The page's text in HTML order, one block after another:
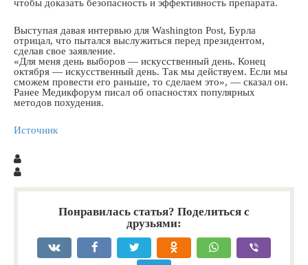
чтобы доказать безопасность и эффективность препарата.
Выступая давая интервью для Washington Post, Бурла
отрицал, что пытался выслужиться перед президентом,
сделав свое заявление.
«Для меня день выборов — искусственный день. Конец
октября — искусственный день. Так мы действуем. Если мы
сможем провести его раньше, то сделаем это», — сказал он.
Ранее Медикфорум писал об опасностях популярных
методов похудения.
Источник
Понравилась статья? Поделиться с
друзьями: